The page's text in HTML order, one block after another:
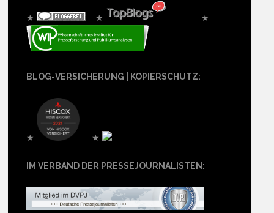
★ ★ ★
BLOG-VERSICHERUNG | KOPIERSCHUTZ:
★ ★
IM VERBAND DER PRESSEJOURNALISTEN: